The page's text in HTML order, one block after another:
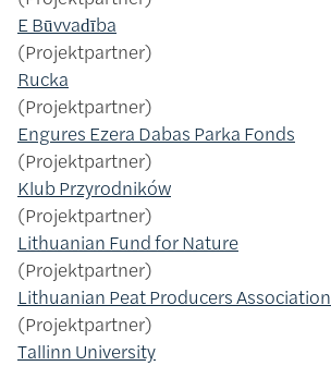
E Būvvadība
Projektpartner
Rucka
Projektpartner
Engures Ezera Dabas Parka Fonds
Projektpartner
Klub Przyrodników
Projektpartner
Lithuanian Fund for Nature
Projektpartner
Lithuanian Peat Producers Association
Projektpartner
Tallinn University